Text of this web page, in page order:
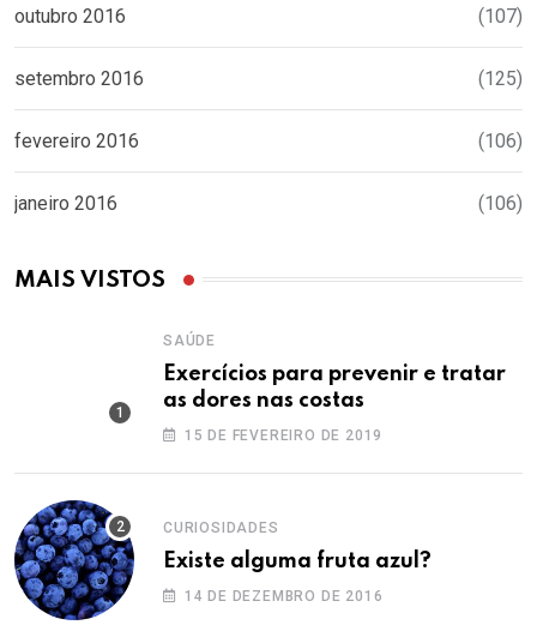
outubro 2016 (107)
setembro 2016 (125)
fevereiro 2016 (106)
janeiro 2016 (106)
MAIS VISTOS
SAÚDE
Exercícios para prevenir e tratar
as dores nas costas
15 DE FEVEREIRO DE 2019
CURIOSIDADES
Existe alguma fruta azul?
14 DE DEZEMBRO DE 2016